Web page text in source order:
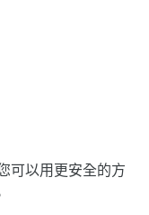
可以用更安全的方